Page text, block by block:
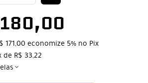
171,00 economize 5% no Pix
de R$ 33,22